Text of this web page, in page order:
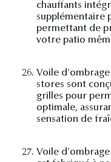
chauffants
supplémentaire
permettant de
votre patio
26. Voile
stores sont
grilles pour
optimale,
sensation de
27. Voile